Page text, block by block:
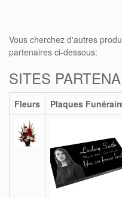
Vous cherchez d'autres
partenaires ci-dessous:
SITES
Fleurs Plaques